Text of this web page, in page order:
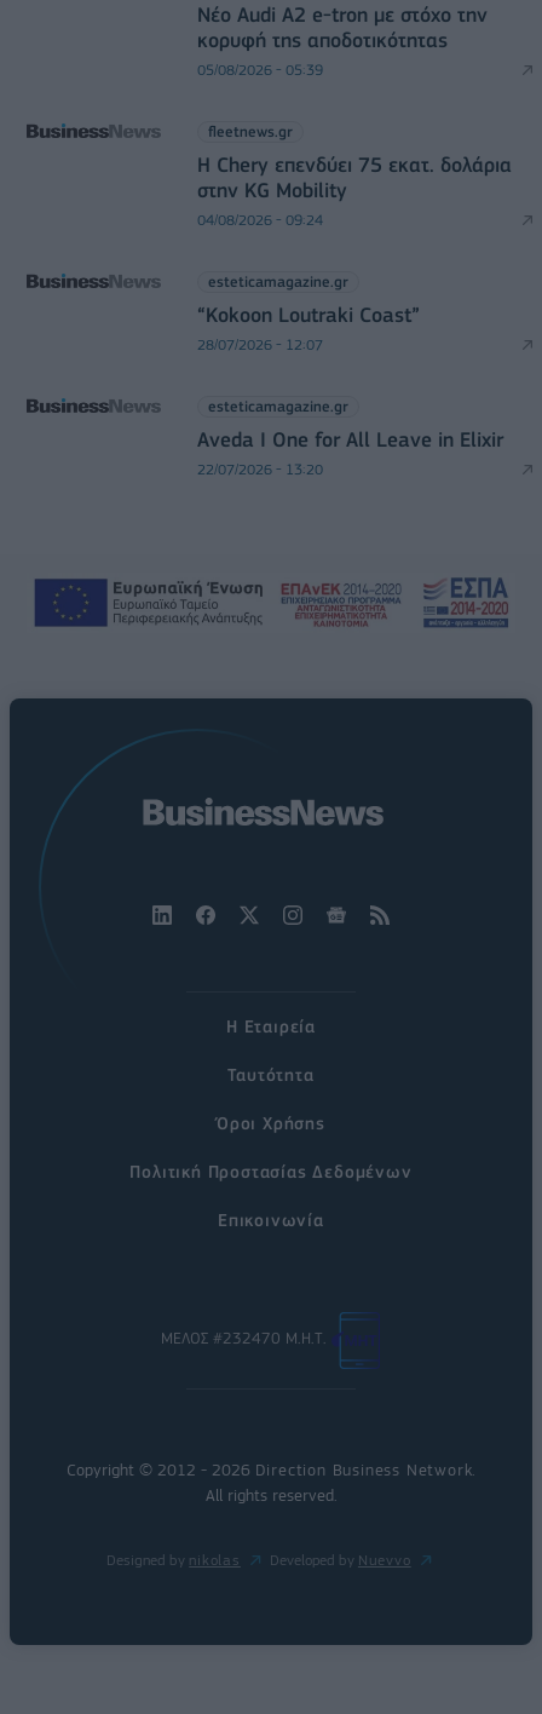
Νέο Audi A2 e-tron με στόχο την
κορυφή της αποδοτικότητας
05/08/2026 - 05:39
fleetnews.gr
Η Chery επενδύει 75 εκατ. δολάρια
στην KG Mobility
04/08/2026 - 09:24
esteticamagazine.gr
“Kokoon Loutraki Coast”
28/07/2026 - 12:07
esteticamagazine.gr
Aveda I One for All Leave in Elixir
22/07/2026 - 13:20
Η Εταιρεία
Ταυτότητα
Όροι Χρήσης
Πολιτική Προστασίας Δεδομένων
Επικοινωνία
ΜΕΛΟΣ #232470 Μ.Η.Τ.
Copyright © 2012 - 2026 Direction Business Network
All rights reserved.
Designed by nikolas Developed by Nuevvo